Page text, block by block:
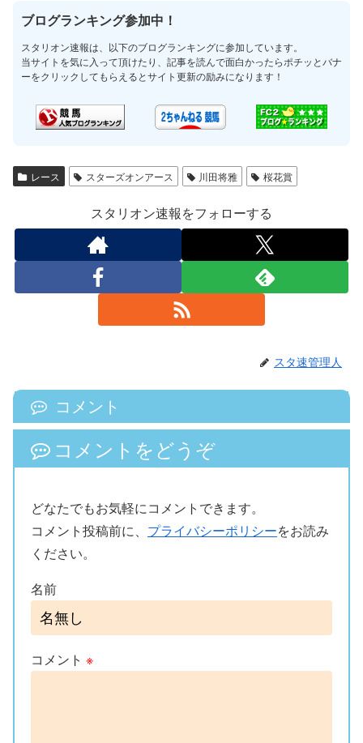
ブログランキング参加中！
スタリオン速報は、以下のブログランキングに参加しています。
当サイトを気に入って頂けたり、記事を読んで面白かったらポチッとバナ
ーをクリックしてもらえるとサイト更新の励みになります！
レース スターズオンアース 川田将雅 桜花賞
スタリオン速報をフォローする
スタ速管理人
コメント
コメントをどうぞ
どなたでもお気軽にコメントできます。
コメント投稿前に、 プライバシーポリシーをお読み
ください。
名前
コメント ※